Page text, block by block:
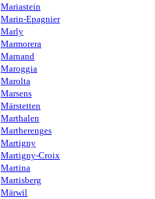
Mariastein
Marin-Epagnier
Marly
Marmorera
Marnand
Maroggia
Marolta
Marsens
Märstetten
Marthalen
Martherenges
Martigny
Martigny-Croix
Martina
Martisberg
Märwil